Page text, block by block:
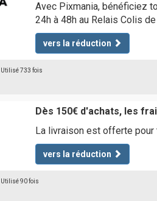
Avec Pixmania, bénéficiez
24h à 48h au Relais Colis
vers la réduction
| Utilisé 733 fois
Dès 150€ d'achats, les
La livraison est offerte
vers la réduction
| Utilisé 90 fois